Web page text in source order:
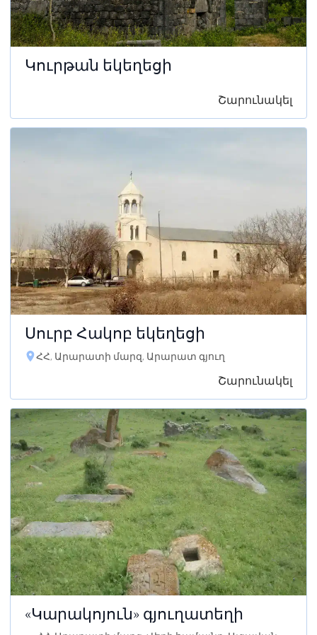
Կուրթան եկեղեցի
Շարունակել
Սուրբ Հակոբ եկեղեցի
ՀՀ, Արարատի մարզ, Արարատ գյուղ
Շարունակել
«Կարակոյուն» գյուղատեղի